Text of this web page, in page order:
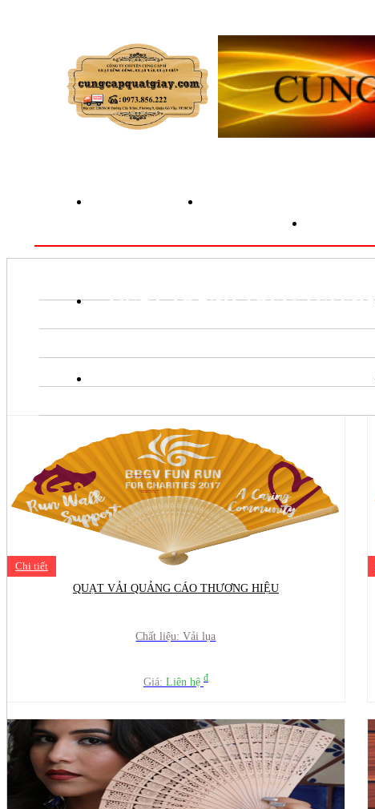
QUẠT TRANH TREO TƯỜNG
Chi tiết
QUẠT VẢI QUẢNG CÁO THƯƠNG HIỆU
Chất liệu: Vải lụa
Giá: Liên hệ đ